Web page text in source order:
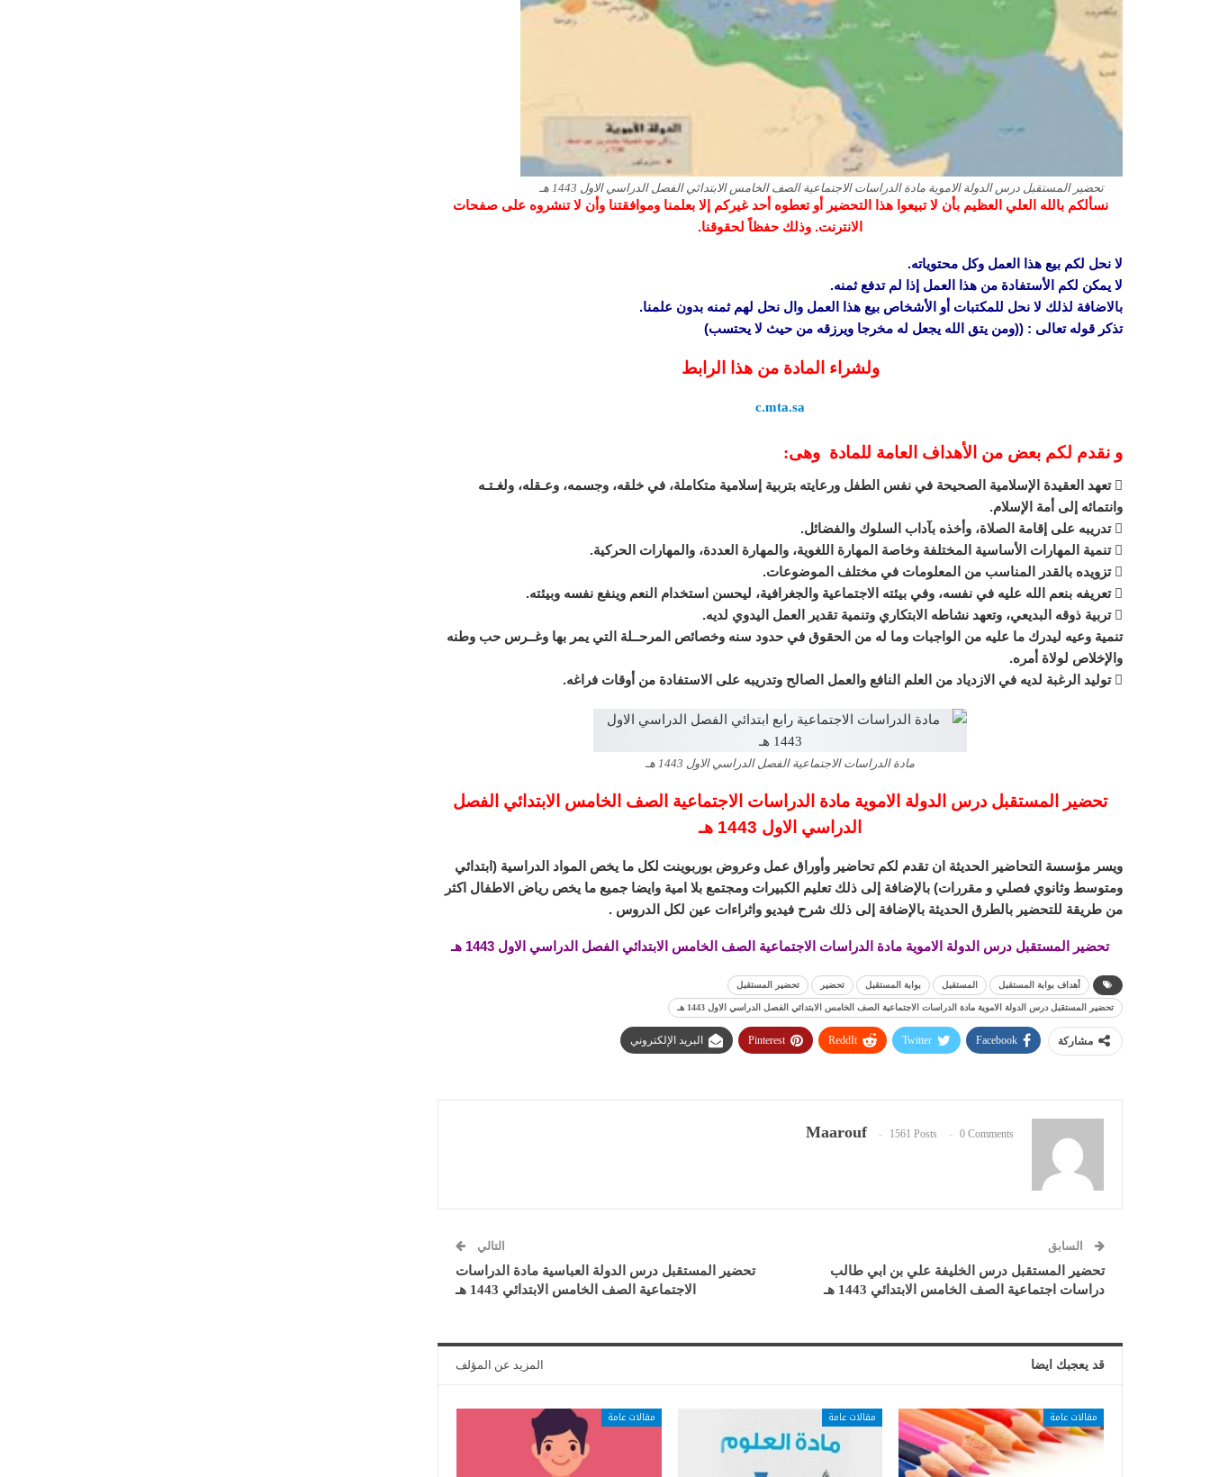
تحضير المستقبل درس الدولة الاموية مادة الدراسات الاجتماعية الصف الخامس الابتدائي الفصل الدراسي الاول 1443 هـ
نسألكم بالله العلي العظيم بأن لا تبيعوا هذا التحضير أو تعطوه أحد غيركم إلا بعلمنا وموافقتنا وأن لا تنشروه على صفحات
الانترنت. وذلك حفظاً لحقوقنا.
لا نحل لكم بيع هذا العمل وكل محتوياته.
لا يمكن لكم الأستفادة من هذا العمل إذا لم تدفع ثمنه.
بالاضافة لذلك لا نحل للمكتبات أو الأشخاص بيع هذا العمل وال نحل لهم ثمنه بدون علمنا.
تذكر قوله تعالى : ((ومن يتق الله يجعل له مخرجا ويرزقه من حيث لا يحتسب)
ولشراء المادة من هذا الرابط
c.mta.sa
و نقدم لكم بعض من الأهداف العامة للمادة وهى:
 تعهد العقيدة الإسلامية الصحيحة في نفس الطفل ورعايته بتربية إسلامية متكاملة، في خلقه، وجسمه، وعـقله، ولغـتـه
وانتمائه إلى أمة الإسلام.
 تدريبه على إقامة الصلاة، وأخذه بآداب السلوك والفضائل.
 تنمية المهارات الأساسية المختلفة وخاصة المهارة اللغوية، والمهارة العددة، والمهارات الحركية.
 تزويده بالقدر المناسب من المعلومات في مختلف الموضوعات.
 تعريفه بنعم الله عليه في نفسه، وفي بيئته الاجتماعية والجغرافية، ليحسن استخدام النعم وينفع نفسه وبيئته.
 تربية ذوقه البديعي، وتعهد نشاطه الابتكاري وتنمية تقدير العمل اليدوي لديه.
تنمية وعيه ليدرك ما عليه من الواجبات وما له من الحقوق في حدود سنه وخصائص المرحــلة التي يمر بها وغــرس حب وطنه
والإخلاص لولاة أمره.
 توليد الرغبة لديه في الازدياد من العلم النافع والعمل الصالح وتدريبه على الاستفادة من أوقات فراغه.
مادة الدراسات الاجتماعية الفصل الدراسي الاول 1443 هـ
تحضير المستقبل درس الدولة الاموية مادة الدراسات الاجتماعية الصف الخامس الابتدائي الفصل
الدراسي الاول 1443 هـ
ويسر مؤسسة التحاضير الحديثة ان تقدم لكم تحاضير وأوراق عمل وعروض بوربوينت لكل ما يخص المواد الدراسية (ابتدائي
ومتوسط وثانوي فصلي و مقررات) بالإضافة إلى ذلك تعليم الكبيرات ومجتمع بلا امية وايضا جميع ما يخص رياض الاطفال اكثر
من طريقة للتحضير بالطرق الحديثة بالإضافة إلى ذلك شرح فيديو واثراءات عين لكل الدروس .
تحضير المستقبل درس الدولة الاموية مادة الدراسات الاجتماعية الصف الخامس الابتدائي الفصل الدراسي الاول 1443 هـ
أهداف بوابة المستقبل المستقبل بوابة المستقبل تحضير تحضير المستقبل
تحضير المستقبل درس الدولة الاموية مادة الدراسات الاجتماعية الصف الخامس الابتدائي الفصل الدراسي الاول 1443 هـ
مشاركة Facebook
Twitter
ReddIt
Pinterest البريد الإلكتروني
Maarouf 1561 Posts 0 Comments
السابق
تحضير المستقبل درس الخليفة علي بن ابي طالب
دراسات اجتماعية الصف الخامس الابتدائي 1443 هـ
التالي
تحضير المستقبل درس الدولة العباسية مادة الدراسات
الاجتماعية الصف الخامس الابتدائي 1443 هـ
قد يعجبك ايضا المزيد عن المؤلف
مقالات عامة مقالات عامة مقالات عامة